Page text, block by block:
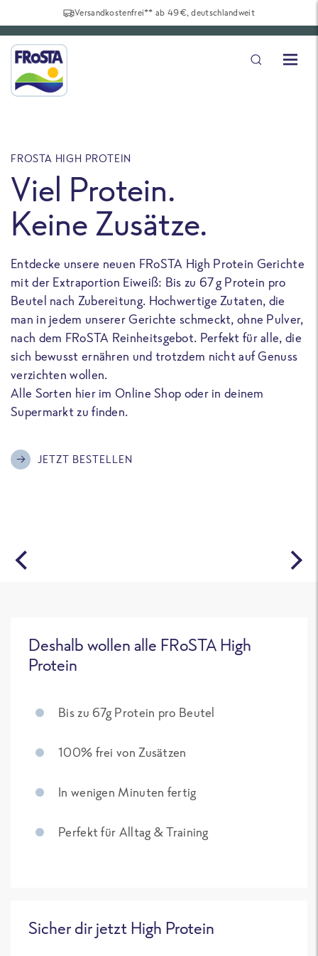
Versandkostenfrei** ab 49€, deutschlandweit
FROSTA HIGH PROTEIN
Viel Protein.
Keine Zusätze.
Entdecke unsere neuen FRoSTA High Protein Gerichte
mit der Extraportion Eiweiß: Bis zu 67 g Protein pro
Beutel nach Zubereitung. Hochwertige Zutaten, die
man in jedem unserer Gerichte schmeckt, ohne Pulver,
nach dem FRoSTA Reinheitsgebot. Perfekt für alle, die
sich bewusst ernähren und trotzdem nicht auf Genuss
verzichten wollen.
Alle Sorten hier im Online Shop oder in deinem
Supermarkt zu finden.
JETZT BESTELLEN
Deshalb wollen alle FRoSTA High
Protein
Bis zu 67g Protein pro Beutel
100% frei von Zusätzen
In wenigen Minuten fertig
Perfekt für Alltag & Training
Sicher dir jetzt High Protein